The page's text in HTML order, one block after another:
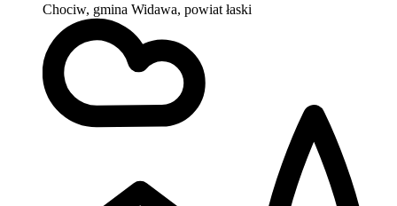
Chociw, gmina Widawa, powiat łaski